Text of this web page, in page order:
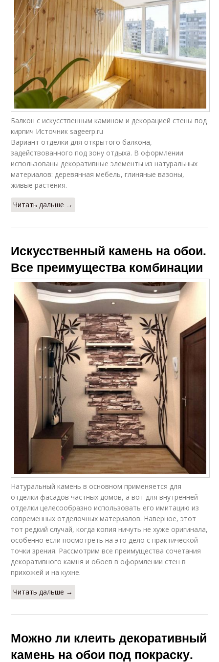
Балкон с искусственным камином и декорацией стены под
кирпич Источник sageerp.ru
Вариант отделки для открытого балкона,
задействованного под зону отдыха. В оформлении
использованы декоративные элементы из натуральных
материалов: деревянная мебель, глиняные вазоны,
живые растения.
Читать дальше →
Искусственный камень на обои.
Все преимущества комбинации
Натуральный камень в основном применяется для
отделки фасадов частных домов, а вот для внутренней
отделки целесообразно использовать его имитацию из
современных отделочных материалов. Наверное, этот
тот редкий случай, когда копия ничуть не хуже оригинала,
особенно если посмотреть на это дело с практической
точки зрения. Рассмотрим все преимущества сочетания
декоративного камня и обоев в оформлении стен в
прихожей и на кухне.
Читать дальше →
Можно ли клеить декоративный
камень на обои под покраску.